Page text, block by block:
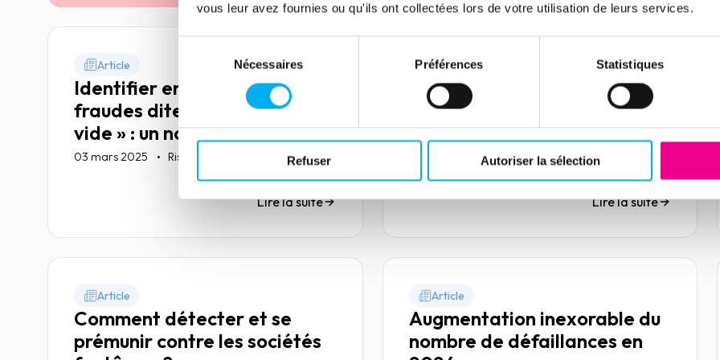
vous leur avez fournies ou qu'ils ont collectées lors de votre utilisation de leurs services.
consentement
Nécessaires Préférences Statistiques
Refuser Autoriser la sélection
surmonter ces défis ? Voici un tour d’horizon
Article
Identifier en amont les
fraudes dites « à la coquille
vide » : un nouvel impératif
pour les entreprises
03 mars 2025 Risk management
Lire la suite
Article
Les Hauts-de-France, une
région en pleine mutation
économique
12 février 2025 Risk management
Lire la suite
Article
Comment détecter et se
prémunir contre les sociétés
Article
Augmentation inexorable du
nombre de défaillances en